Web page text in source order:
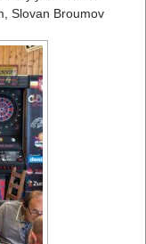
Slovan Broumov